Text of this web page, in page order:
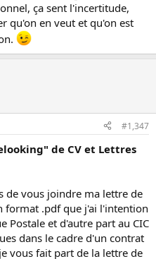
ça sent l'incertitude,
qu'on en veut et qu'on est
#1,347
de CV et Lettres
de vous joindre ma lettre de
format .pdf que j'ai l'intention
Postale et d'autre part au CIC
dans le cadre d'un contrat
vous fait part de la lettre de